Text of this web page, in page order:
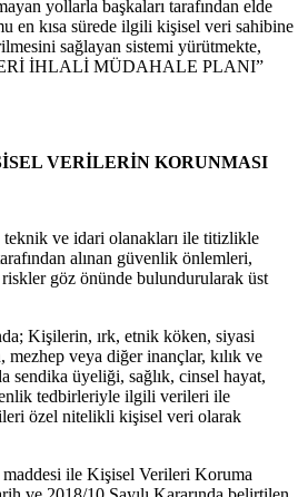
yollarla başkaları tarafından elde
en kısa sürede ilgili kişisel veri sahibine
sağlayan sistemi yürütmekte,
İHLALİ MÜDAHALE PLANI”
VERİLERİN KORUNMASI
ve idari olanakları ile titizlikle
alınan güvenlik önlemleri,
göz önünde bulundurularak üst
Kişilerin, ırk, etnik köken, siyasi
veya diğer inançlar, kılık ve
sendika üyeliği, sağlık, cinsel hayat,
tedbirleriyle ilgili verileri ile
özel nitelikli kişisel veri olarak
maddesi ile Kişisel Verileri Koruma